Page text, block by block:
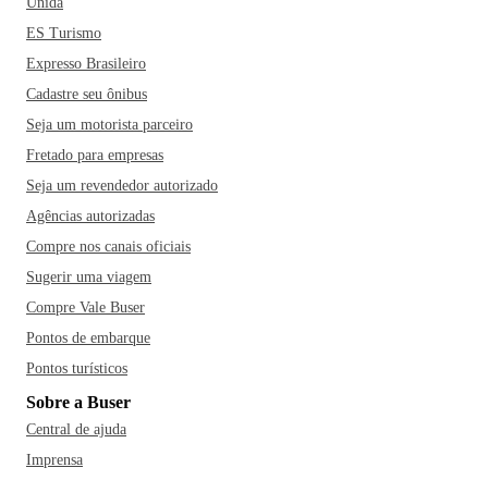
ES Turismo
Expresso Brasileiro
Cadastre seu ônibus
Seja um motorista parceiro
Fretado para empresas
Seja um revendedor autorizado
Agências autorizadas
Compre nos canais oficiais
Sugerir uma viagem
Compre Vale Buser
Pontos de embarque
Pontos turísticos
Sobre a Buser
Central de ajuda
Imprensa